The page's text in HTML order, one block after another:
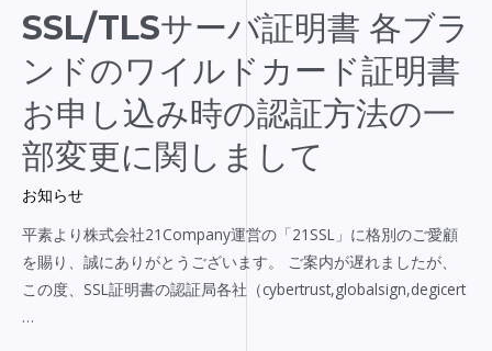
シ
ー
ル
本
語
バ
ー
ジ
ョ
ン）
SSL/TLSサーバ証明書 各ブラ
ンドのワイルドカード証明書
お申し込み時の認証方法の一
部変更に関しまして
お知らせ
平素より株式会社21Company運営の「21SSL」に格別のご愛顧
を賜り、誠にありがとうございます。 ご案内が遅れましたが、
この度、SSL証明書の認証局各社（cybertrust,globalsign,degicert
…
SSL/TLS
サ
ー
バ
証
明
各
ブ
ラ
ン
ド